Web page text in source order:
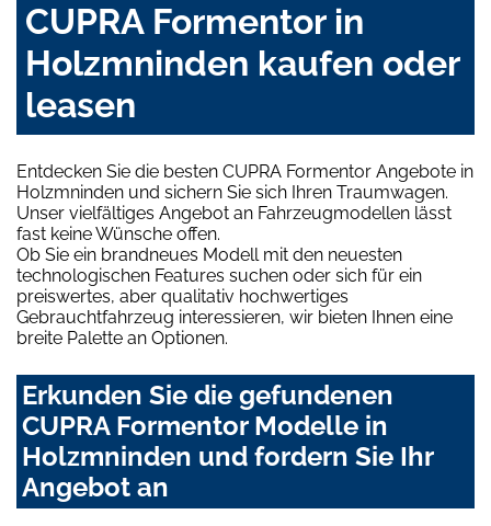
CUPRA Formentor in
Holzmninden kaufen oder
leasen
Entdecken Sie die besten CUPRA Formentor Angebote in
Holzmninden und sichern Sie sich Ihren Traumwagen.
Unser vielfältiges Angebot an Fahrzeugmodellen lässt
fast keine Wünsche offen.
Ob Sie ein brandneues Modell mit den neuesten
technologischen Features suchen oder sich für ein
preiswertes, aber qualitativ hochwertiges
Gebrauchtfahrzeug interessieren, wir bieten Ihnen eine
breite Palette an Optionen.
Erkunden Sie die gefundenen
CUPRA Formentor Modelle in
Holzmninden und fordern Sie Ihr
Angebot an